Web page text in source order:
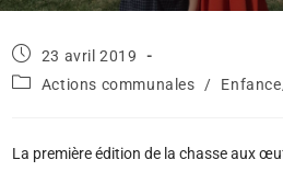
23 avril 2019
Actions communales
/
La première édition de la chasse aux